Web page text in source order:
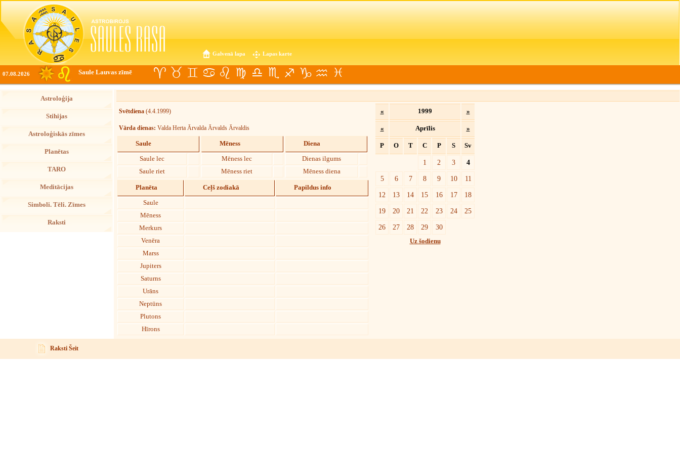
Galvenā lapa Lapas karte
07.08.2026 Saule Lauvas zīmē
Astroloģija
Stihijas
Astroloģiskās zīmes
Planētas
TARO
Meditācijas
Simboli. Tēli. Zīmes
Raksti
Svētdiena (4.4.1999)
Vārda dienas: Valda Herta Ārvalda Ārvalds Ārvaldis
Saule
Saule lec
Saule riet
Mēness
Mēness lec
Mēness riet
Diena
Dienas ilgums
Mēness diena
Planēta Ceļš zodiakā Papildus info
Saule
Mēness
Merkurs
Venēra
Marss
Jupiters
Saturns
Urāns
Neptūns
Plutons
Hīrons
« 1999 »
« Aprīlis »
P O T C P S Sv
1 2 3
4
5
6 7 8 9 10
11
12
13 14 15 16 17
18
19
20 21 22 23 24
25
26
27 28 29 30
Uz šodienu
Raksti Šeit